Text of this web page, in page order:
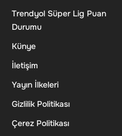
Trendyol Süper Lig Puan
Durumu
Künye
İletişim
Yayın İlkeleri
Gizlilik Politikası
Çerez Politikası